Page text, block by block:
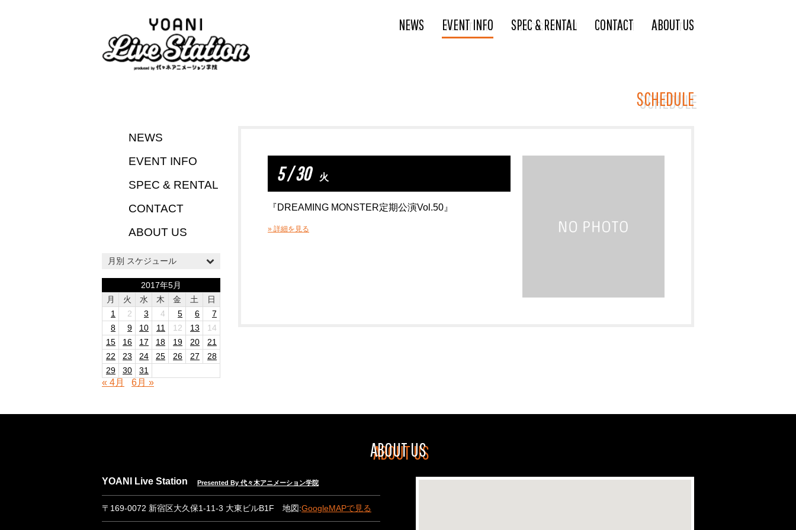
NEWS EVENT INFO SPEC & RENTAL CONTACT ABOUT US
SCHEDULE
NEWS
EVENT INFO
SPEC & RENTAL
CONTACT
ABOUT US
月別 スケジュール
2017年5月
月
火 水 木 金 土
日
1
2 3 4 5 6
7
8
9 10 11 12 13
14
15
16 17 18 19 20
21
22
23 24 25 26 27
28
29
30 31
« 4月 6月 »
5 / 30 火
『DREAMING MONSTER定期公演Vol.50』
» 詳細を見る
ABOUT US
YOANI Live Station Presented By 代々木アニメーション学院
〒169-0072 新宿区大久保1-11-3 大東ビルB1F 地図:GoogleMAPで見る